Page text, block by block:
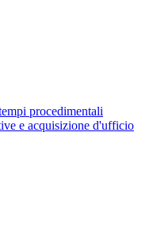
procedimentali
e acquisizione d'ufficio